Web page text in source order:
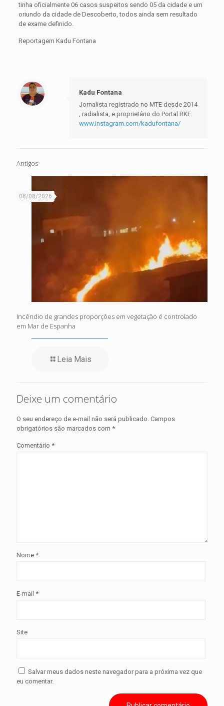
tinha oficialmente 06 casos suspeitos sendo 05 da cidade e um
oriundo da cidade de Descoberto, todos ainda sem resultado
de exame definido.
Reportagem Kadu Fontana
Kadu Fontana
Jornalista registrado no MTE desde 2014
, radialista, e proprietário do Portal RKF.
www.instagram.com/kadufontana/
Antigos
08/08/2026
Incêndio de grandes proporções em vegetação é controlado
em Mar de Espanha
Leia Mais
Deixe um comentário
O seu endereço de e-mail não será publicado. Campos
obrigatórios são marcados com *
Comentário *
Nome *
E-mail *
Site
Salvar meus dados neste navegador para a próxima vez que
eu comentar.